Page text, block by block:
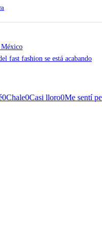
México
fast fashion se está acabando
0Chale0Casi lloro0Me sentí